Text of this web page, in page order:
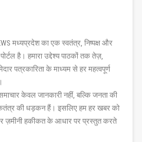
मध्यप्रदेश का एक स्वतंत्र, निष्पक्ष और
है। हमारा उद्देश्य पाठकों तक तेज़,
पत्रकारिता के माध्यम से हर महत्वपूर्ण
केवल जानकारी नहीं, बल्कि जनता की
की धड़कन हैं। इसलिए हम हर खबर को
ज़मीनी हकीकत के आधार पर प्रस्तुत करते